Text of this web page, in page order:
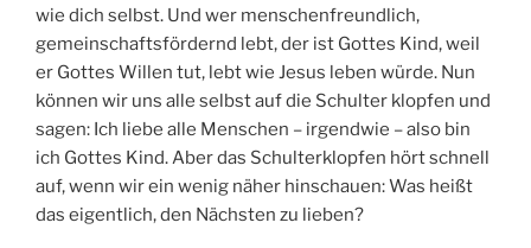
wie dich selbst. Und wer menschenfreundlich,
gemeinschaftsfördernd lebt, der ist Gottes Kind, weil
er Gottes Willen tut, lebt wie Jesus leben würde. Nun
können wir uns alle selbst auf die Schulter klopfen und
sagen: Ich liebe alle Menschen – irgendwie – also bin
ich Gottes Kind. Aber das Schulterklopfen hört schnell
auf, wenn wir ein wenig näher hinschauen: Was heißt
das eigentlich, den Nächsten zu lieben?